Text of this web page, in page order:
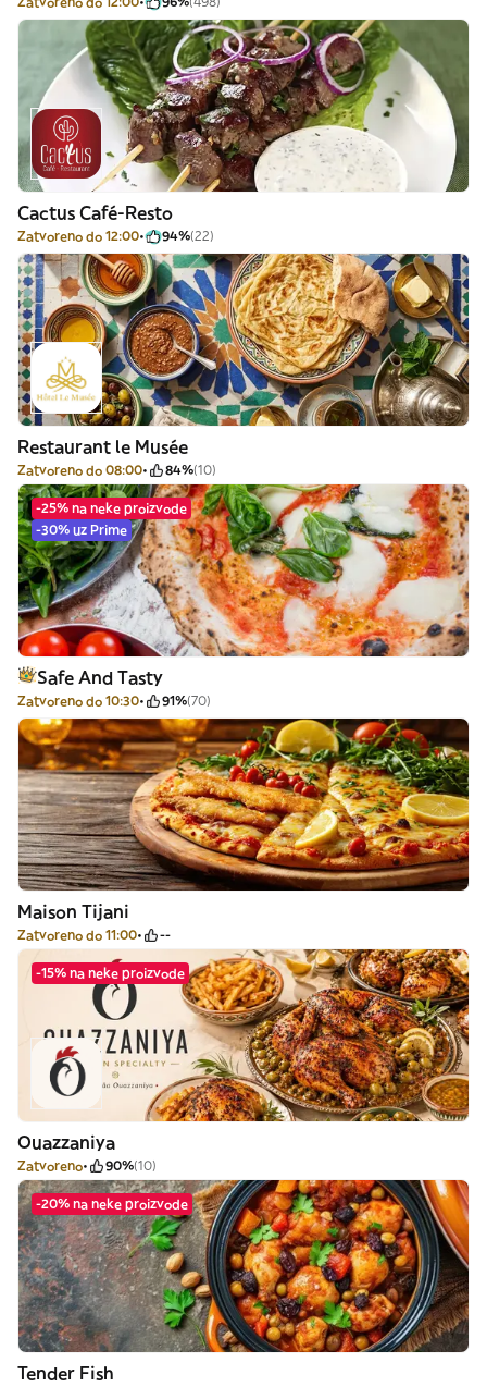
Cactus Café-Resto
Zatvoreno do 12:00 94%(22)
Restaurant le Musée
Zatvoreno do 08:00 84%(10)
-25% na neke proizvode
-30% uz Prime
Safe And Tasty
Zatvoreno do 10:30 91%(70)
Maison Tijani
Zatvoreno do 11:00 --
-15% na neke proizvode
Ouazzaniya
Zatvoreno 90%(10)
-20% na neke proizvode
Tender Fish